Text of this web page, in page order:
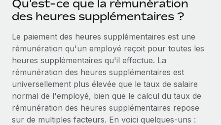
Plateforme
Connecter
Nouveau
Connectez n'importe quel outil d’IA à Remote grâce à
notre MCP
Intégrations
Rationalisez vos processus avec des outils essentiels
Développez vos équipes avec des solutions RH sur
Entreprise
Les RH à l’international pour les grandes entreprises
TRAVAILLONS ENSEMBLE
Partenaires stratégiques de la tech
Intégrez les RH à l’international de manière flexible
Études de cas
Glossaire RH
Checklists et modèles
Descriptions de postes
Webinaires
Événements
Italiano
日本語
한국어
中文（简体）
Qu'est-ce que la rémunération
des heures supplémentaires ?
Le paiement des heures supplémentaires est une
rémunération qu'un employé reçoit pour toutes les
heures supplémentaires qu'il effectue. La
rémunération des heures supplémentaires est
universellement plus élevée que le taux de salaire
normal de l'employé, bien que le calcul du taux de
rémunération des heures supplémentaires repose
sur de multiples facteurs. En voici quelques-uns :